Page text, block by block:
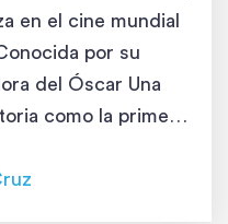
en el cine mundial
por su
del Óscar Una
como la primera
en ser
de los Premios